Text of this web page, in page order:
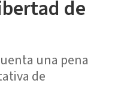
de
una pena
de